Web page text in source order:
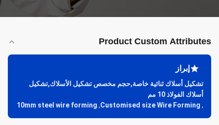
Product Custom Attributes
إبراز
تشكيل أسلاك ثنائية خاصة,حجم مخصص تشكيل الأسلاك,تشكيل
أسلاك الفولاذ 10 مم
,
Customised size Wire Forming
,
10mm steel wire forming